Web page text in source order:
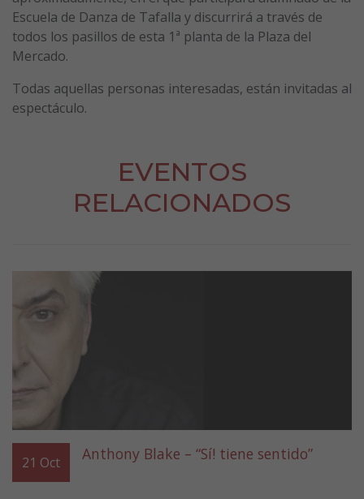
Escuela de Danza de Tafalla y discurrirá a través de
todos los pasillos de esta 1ª planta de la Plaza del
Mercado.
Todas aquellas personas interesadas, están invitadas al
espectáculo.
EVENTOS
RELACIONADOS
21 Oct Anthony Blake – “Sí! tiene sentido”